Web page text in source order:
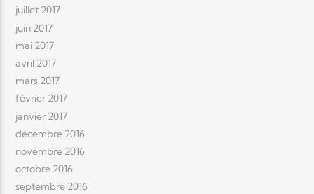
juillet 2017
juin 2017
mai 2017
avril 2017
mars 2017
février 2017
janvier 2017
décembre 2016
novembre 2016
octobre 2016
septembre 2016